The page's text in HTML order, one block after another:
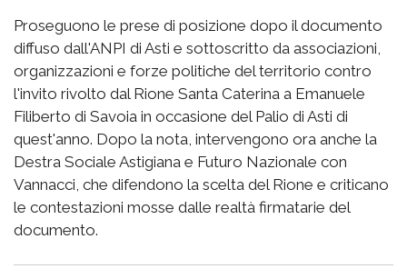
Proseguono le prese di posizione dopo il documento
diffuso dall'ANPI di Asti e sottoscritto da associazioni,
organizzazioni e forze politiche del territorio contro
l'invito rivolto dal Rione Santa Caterina a Emanuele
Filiberto di Savoia in occasione del Palio di Asti di
quest'anno. Dopo la nota, intervengono ora anche la
Destra Sociale Astigiana e Futuro Nazionale con
Vannacci, che difendono la scelta del Rione e criticano
le contestazioni mosse dalle realtà firmatarie del
documento.